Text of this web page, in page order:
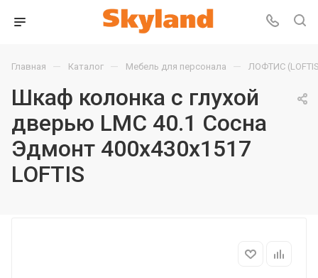
Главная — Каталог — Мебель для персонала — ЛОФТИС
Шкаф колонка с глухой
дверью LMC 40.1 Сосна
Эдмонт 400х430х1517
LOFTIS